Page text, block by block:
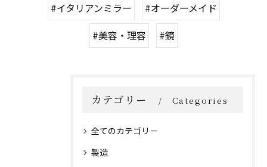
#イタリアンミラー
#オーダーメイド
#美容・理容
#鏡
カテゴリー Categories
全てのカテゴリー
製造